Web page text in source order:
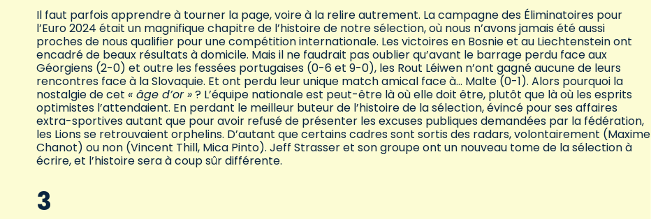
Il faut parfois apprendre à tourner la page, voire à la relire autrement. La campagne des Éliminatoires pour
l’Euro 2024 était un magnifique chapitre de l’histoire de notre sélection, où nous n’avons jamais été aussi
proches de nous qualifier pour une compétition internationale. Les victoires en Bosnie et au Liechtenstein ont
encadré de beaux résultats à domicile. Mais il ne faudrait pas oublier qu’avant le barrage perdu face aux
Géorgiens (2-0) et outre les fessées portugaises (0-6 et 9-0), les Rout Léiwen n’ont gagné aucune de leurs
rencontres face à la Slovaquie. Et ont perdu leur unique match amical face à… Malte (0-1). Alors pourquoi la
nostalgie de cet « âge d’or»? L’équipe nationale est peut-être là où elle doit être, plutôt que là où les esprits
optimistes l’attendaient. En perdant le meilleur buteur de l’histoire de la sélection, évincé pour ses affaires
extra-sportives autant que pour avoir refusé de présenter les excuses publiques demandées par la fédération,
les Lions se retrouvaient orphelins. D’autant que certains cadres sont sortis des radars, volontairement (Maxime
Chanot) ou non (Vincent Thill, Mica Pinto). Jeff Strasser et son groupe ont un nouveau tome de la sélection à
écrire, et l’histoire sera à coup sûr différente.
3